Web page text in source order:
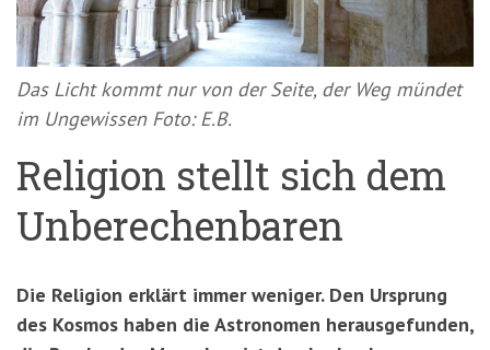
(Accesskey
'2')
Das Licht kommt nur von der Seite, der Weg mündet
im Ungewissen Foto: E.B.
Religion stellt sich dem
Unberechenbaren
Die Religion erklärt immer weniger. Den Ursprung
des Kosmos haben die Astronomen herausgefunden,